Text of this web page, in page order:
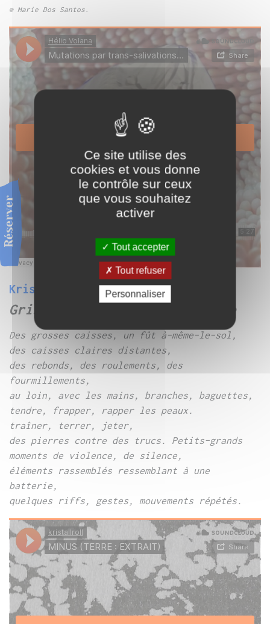
Réserver
© Marie Dos Santos.
Kristallroll
Gris-Grisâtre-batterie-nature
Des grosses caisses, un fût à-même-le-sol,
des caisses claires distantes,
des rebonds, des roulements, des
fourmillements,
au loin, avec les mains, branches, baguettes,
tendre, frapper, rapper les peaux.
traîner, terrer, jeter,
des pierres contre des trucs. Petits-grands
moments de violence, de silence,
éléments rassemblés ressemblant à une
batterie,
quelques riffs, gestes, mouvements répétés.
Ce site utilise des
cookies et vous donne
le contrôle sur ceux
que vous souhaitez
activer
Tout accepter
Tout refuser
Personnaliser